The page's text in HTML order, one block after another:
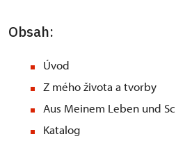
Obsah:
Úvod
Z mého života a tvorby
Aus Meinem Leben und
Katalog